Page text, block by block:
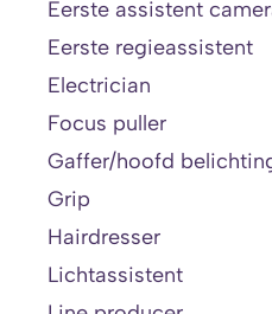
Eerste assistent
Eerste regieassistent
Electrician
Focus puller
Gaffer/hoofd
Grip
Hairdresser
Lichtassistent